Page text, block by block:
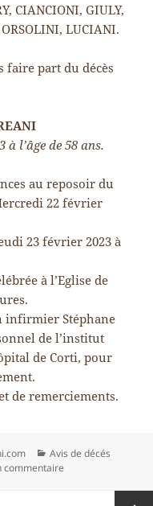
CIANCIONI, GIULY,
LUCIANI.
faire part du décès
à l’âge de 58 ans.
au reposoir du
22 février
23 février 2023 à
à l’Eglise de
infirmier Stéphane
de l’institut
de Corti, pour
de remerciements.
Catégories
Avis de décés
commentaire